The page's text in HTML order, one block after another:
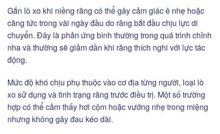
Gắn lò xo khi niềng răng có thể gây cảm giác ê nhẹ hoặc
căng tức trong vài ngày đầu do răng bắt đầu chịu lực di
chuyển. Đây là phản ứng bình thường trong quá trình chỉnh
nha và thường sẽ giảm dần khi răng thích nghi với lực tác
động.
Mức độ khó chịu phụ thuộc vào cơ địa từng người, loại lò
xo sử dụng và tình trạng răng trước điều trị. Một số trường
hợp có thể cảm thấy hơi cộm hoặc vướng nhẹ trong miệng
nhưng không gây đau kéo dài.